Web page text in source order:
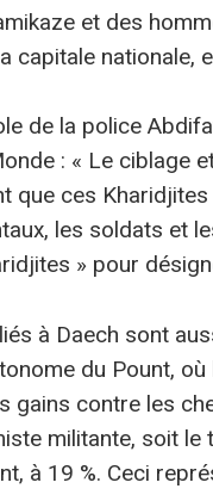
et des
capitale nationale,
de la police
: « Le ciblage
que ces
les soldats et
» pour
à Daech sont
du Pount,
gains contre les
militante, soit
à 19 %. Ceci